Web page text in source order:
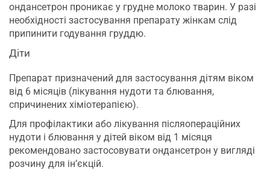
ондансетрон проникає у грудне молоко тварин. У разі
необхідності застосування препарату жінкам слід
припинити годування груддю.
Діти
Препарат призначений для застосування дітям віком
від 6 місяців (лікування нудоти та блювання,
спричинених хіміотерапією).
Для профілактики або лікування післяопераційних
нудоти і блювання у дітей віком від 1 місяця
рекомендовано застосовувати ондансетрон у вигляді
розчину для ін’єкцій.